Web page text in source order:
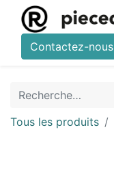
Contactez-nous
Tous les produits